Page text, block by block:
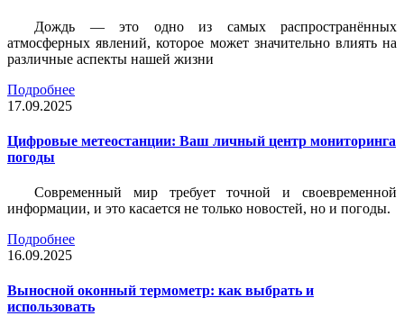
Дождь — это одно из самых распространённых
атмосферных явлений, которое может значительно влиять на
различные аспекты нашей жизни
Подробнее
17.09.2025
Цифровые метеостанции: Ваш личный центр мониторинга
погоды
Современный мир требует точной и своевременной
информации, и это касается не только новостей, но и погоды.
Подробнее
16.09.2025
Выносной оконный термометр: как выбрать и
использовать